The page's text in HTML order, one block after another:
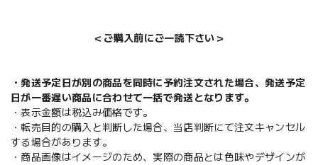
＜ご購入前にご一読下さい＞
・発送予定日が別の商品を同時に予約注文された場合、発送予定
日が一番遅い商品に合わせて一括で発送となります。
・表示金額は税込み価格です。
・転売目的の購入と判断した場合、当店判断にて注文キャンセル
する場合があります。
・商品画像はイメージのため、実際の商品とは色味やデザインが